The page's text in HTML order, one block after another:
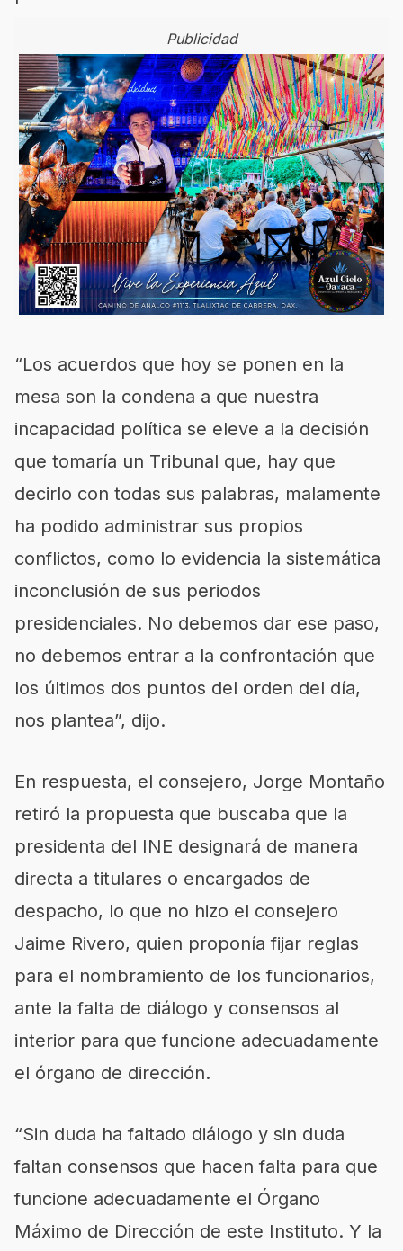
Publicidad
“Los acuerdos que hoy se ponen en la
mesa son la condena a que nuestra
incapacidad política se eleve a la decisión
que tomaría un Tribunal que, hay que
decirlo con todas sus palabras, malamente
ha podido administrar sus propios
conflictos, como lo evidencia la sistemática
inconclusión de sus periodos
presidenciales. No debemos dar ese paso,
no debemos entrar a la confrontación que
los últimos dos puntos del orden del día,
nos plantea”, dijo.
En respuesta, el consejero, Jorge Montaño
retiró la propuesta que buscaba que la
presidenta del INE designará de manera
directa a titulares o encargados de
despacho, lo que no hizo el consejero
Jaime Rivero, quien proponía fijar reglas
para el nombramiento de los funcionarios,
ante la falta de diálogo y consensos al
interior para que funcione adecuadamente
el órgano de dirección.
“Sin duda ha faltado diálogo y sin duda
faltan consensos que hacen falta para que
funcione adecuadamente el Órgano
Máximo de Dirección de este Instituto. Y la